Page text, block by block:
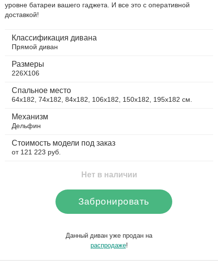
уровне батареи вашего гаджета. И все это с оперативной
доставкой!
Классификация дивана
Прямой диван
Размеры
226Х106
Спальное место
64х182, 74х182, 84х182, 106х182, 150х182, 195х182 см.
Механизм
Дельфин
Стоимость модели под заказ
от 121 223 руб.
Нет в наличии
Забронировать
Данный диван уже продан на
распродаже!